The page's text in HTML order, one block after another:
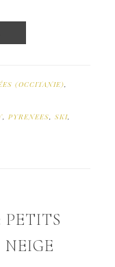
(OCCITANIE),
, PYRENEES, SKI,
PETITS